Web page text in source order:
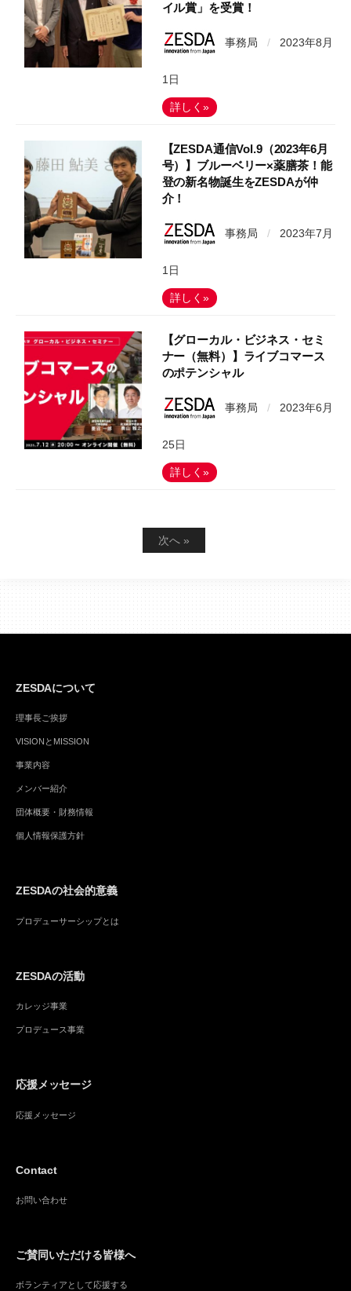
イル賞」を受賞！
事務局 / 2023年8月
1日
詳しく»
【ZESDA通信Vol.9（2023年6月
号）】ブルーベリー×薬膳茶！能
登の新名物誕生をZESDAが仲
介！
事務局 / 2023年7月
1日
詳しく»
【グローカル・ビジネス・セミ
ナー（無料）】ライブコマース
のポテンシャル
事務局 / 2023年6月
25日
詳しく»
投
の
ペ
次へ »
ZESDAについて
理事長ご挨拶
VISIONとMISSION
事業内容
メンバー紹介
団体概要・財務情報
個人情報保護方針
ZESDAの社会的意義
プロデューサーシップとは
ZESDAの活動
カレッジ事業
プロデュース事業
応援メッセージ
応援メッセージ
Contact
お問い合わせ
ご賛同いただける皆様へ
ボランティアとして応援する